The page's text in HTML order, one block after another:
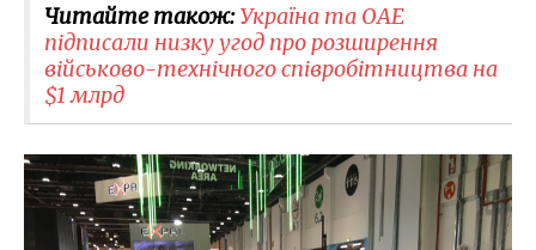
Читайте також:Україна та ОАЕ
підписали низку угод про розширення
військово-технічного співробітництва на
$1 млрд